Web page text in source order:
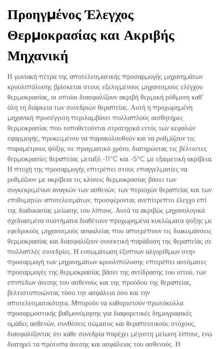
Προηγμένος Έλεγχος
Θερμοκρασίας και Ακριβής
Μηχανική
Η γωνιακή πέτρα της αποτελεσματικής προσαρμογής μηχανημάτων
κρυολιπόλυσης βρίσκεται στους εξελιγμένους μηχανισμούς ελέγχου
θερμοκρασίας, οι οποίοι διασφαλίζουν ακριβή θερμική ρύθμιση καθ’
όλη τη διάρκεια των συνεδριών θεραπείας. Αυτή η προχωρημένη
μηχανική προσέγγιση περιλαμβάνει πολλαπλούς αισθητήρες
θερμοκρασίας που τοποθετούνται στρατηγικά εντός των κεφαλών
εφαρμογής, προκειμένου να παρακολουθούν και να ρυθμίζουν τις
παραμέτρους ψύξης σε πραγματικό χρόνο, διατηρώντας τις βέλτιστες
θερμοκρασίες θεραπείας μεταξύ -11°C και -5°C με εξαιρετική ακρίβεια.
Η πτυχή της προσαρμογής επιτρέπει στους επαγγελματίες να
ρυθμίζουν με ακρίβεια τις κλίσεις θερμοκρασίας βάσει των
συγκεκριμένων αναγκών των ασθενών, των περιοχών θεραπείας και των
επιθυμητών αποτελεσμάτων, προσφέροντας ανεπίτρεπτο έλεγχο επί
της διαδικασίας μείωσης του λίπους. Αυτά τα ακριβώς μηχανολογικά
σχεδιασμένα συστήματα διαθέτουν προχωρημένα κυκλώματα ψύξης με
εφεδρικούς μηχανισμούς ασφαλείας που αποτρέπουν τις διακυμάνσεις
θερμοκρασίας και διασφαλίζουν συνεκτική παράδοση της θεραπείας σε
πολλαπλές συνεδρίες. Η ενσωμάτωση έξυπνων αλγορίθμων στην
προσαρμογή των μηχανημάτων κρυολιπόλυσης επιτρέπει αυτόματες
προσαρμογές της θερμοκρασίας βάσει της αντίδρασης του ιστού, των
επιπέδων άνεσης του ασθενούς και της προόδου της θεραπείας,
βελτιστοποιώντας τόσο την ασφάλεια όσο και την
αποτελεσματικότητα. Μπορούν να καθοριστούν πρωτόκολλα
προσαρμοστικής βαθμονόμησης για διαφορετικές δημογραφικές
ομάδες ασθενών, συνθέσεις σώματος και θεραπευτικούς στόχους,
διασφαλίζοντας ότι κάθε συνεδρία παρέχει μέγιστη μείωση λίπους, ενώ
διατηρεί τα πρότυπα άνεσης και ασφάλειας του ασθενούς. Η